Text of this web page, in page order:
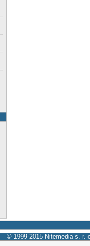
© 1999-2015 Nitemedia s. r.